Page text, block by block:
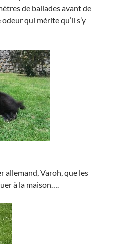
de ballades avant de
qui mérite qu’il s’y
allemand, Varoh, que les
à la maison….